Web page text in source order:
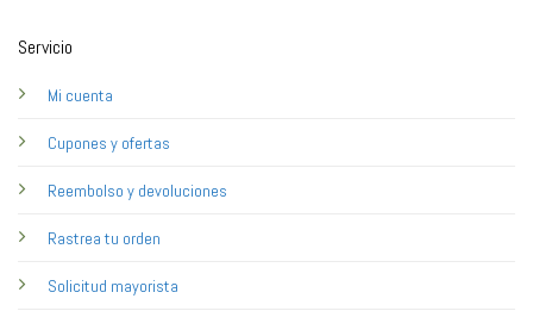
Servicio
Mi cuenta
Cupones y ofertas
Reembolso y devoluciones
Rastrea tu orden
Solicitud mayorista